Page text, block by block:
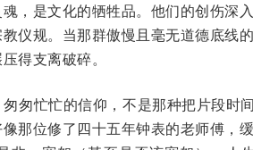
，是文化的牺牲品。他们的创伤深
规。当那群傲慢且毫无道德底线
得支离破碎。
匆忙忙的信仰，不是那种把片段时
那位修了四十五年钟表的老师傅，